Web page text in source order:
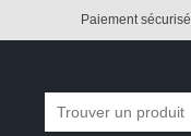
Paiement sécurisé